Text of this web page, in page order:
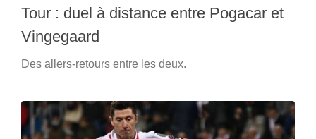
Tour : duel à distance entre Pogacar et
Vingegaard
Des allers-retours entre les deux.